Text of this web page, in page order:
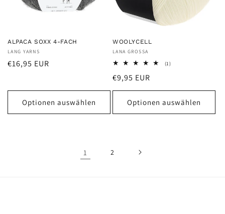
ALPACA SOXX 4-FACH
Anbieter:
LANG YARNS
Normaler
€16,95 EUR
Optionen auswählen
WOOLYCELL
Anbieter:
LANA GROSSA
(1)1
Normaler
Preis
€9,95 EUR
Optionen auswählen
1 2